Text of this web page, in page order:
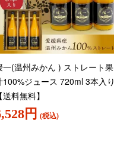
一(温州みかん ) ストレート果
100%ジュース 720ml 3本入り
送料無料】
円 (税込)